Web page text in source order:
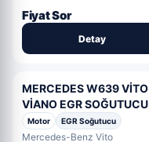
Fiyat Sor
Detay
MERCEDES W639 VİTO
VİANO EGR SOĞUTUCU
651140675 OEM
6511400275
Motor EGR Soğutucu
Mercedes-Benz Vito